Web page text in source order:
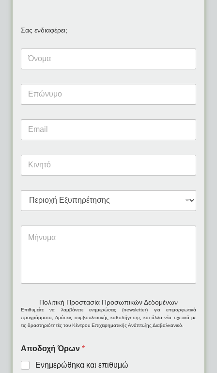
Σας ενδιαφέρει;
Πολιτική Προστασία Προσωπικών Δεδομένων
Eπιθυμείτε να λαμβάνετε ενημερώσεις (newsletter) για επιμορφωτικά
προγράμματα, δράσεις συμβουλευτικής καθοδήγησης και άλλα νέα σχετικά με
τις δραστηριότητές του Κέντρου Επιχειρηματικής Ανάπτυξης Διαβαλκανικό.
Αποδοχή Όρων *
Ενημερώθηκα και επιθυμώ